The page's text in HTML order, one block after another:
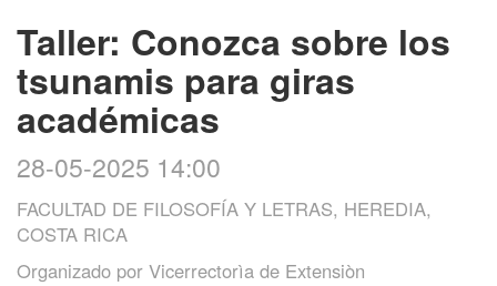
Taller: Conozca sobre los
tsunamis para giras
académicas
28-05-2025 14:00
FACULTAD DE FILOSOFÍA Y LETRAS, HEREDIA,
COSTA RICA
Organizado por Vicerrectorìa de Extensiòn